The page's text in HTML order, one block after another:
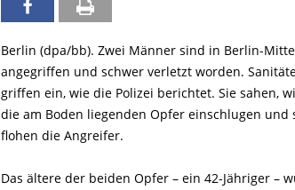
Berlin (dpa/bb). Zwei Männer sind in Berlin-
angegriffen und schwer verletzt worden.
griffen ein, wie die Polizei berichtet. Sie sahen,
die am Boden liegenden Opfer einschlugen
flohen die Angreifer.
Das ältere der beiden Opfer – ein 42-Jähriger –